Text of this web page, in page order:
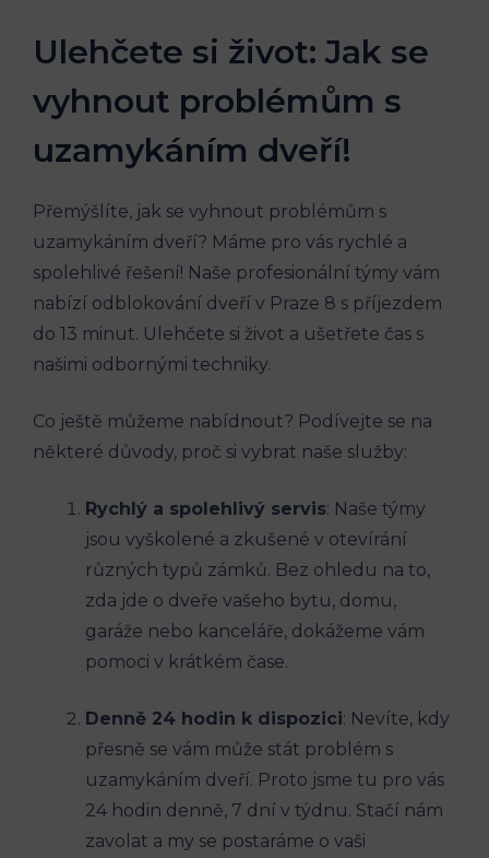
Ulehčete si život: Jak se
vyhnout problémům s
uzamykáním dveří!
Přemýšlíte, jak se vyhnout problémům s
uzamykáním dveří? Máme pro vás rychlé a
spolehlivé řešení! Naše profesionální týmy vám
nabízí odblokování dveří v Praze 8 s příjezdem
do 13 minut. Ulehčete si život a ušetřete čas s
našimi odbornými techniky.
Co ještě můžeme nabídnout? Podívejte se na
některé důvody, proč si vybrat naše služby:
Rychlý a spolehlivý servis: Naše týmy
jsou vyškolené a zkušené v otevírání
různých typů zámků. Bez ohledu na to,
zda jde o dveře vašeho bytu, domu,
garáže nebo kanceláře, dokážeme vám
pomoci v krátkém čase.
Denně 24 hodin k dispozici: Nevíte, kdy
přesně se vám může stát problém s
uzamykáním dveří. Proto jsme tu pro vás
24 hodin denně, 7 dní v týdnu. Stačí nám
zavolat a my se postaráme o vaši